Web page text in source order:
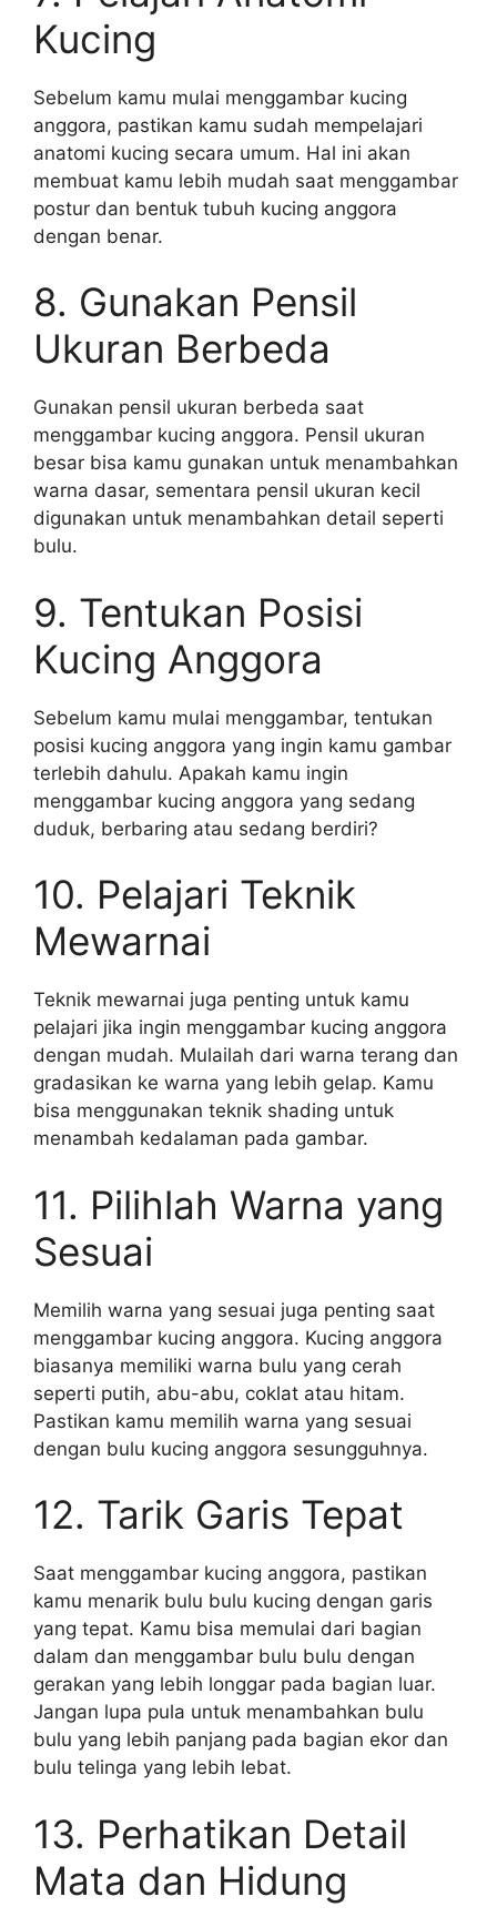
Kucing
Sebelum kamu mulai menggambar kucing
anggora, pastikan kamu sudah mempelajari
anatomi kucing secara umum. Hal ini akan
membuat kamu lebih mudah saat menggambar
postur dan bentuk tubuh kucing anggora
dengan benar.
8. Gunakan Pensil
Ukuran Berbeda
Gunakan pensil ukuran berbeda saat
menggambar kucing anggora. Pensil ukuran
besar bisa kamu gunakan untuk menambahkan
warna dasar, sementara pensil ukuran kecil
digunakan untuk menambahkan detail seperti
bulu.
9. Tentukan Posisi
Kucing Anggora
Sebelum kamu mulai menggambar, tentukan
posisi kucing anggora yang ingin kamu gambar
terlebih dahulu. Apakah kamu ingin
menggambar kucing anggora yang sedang
duduk, berbaring atau sedang berdiri?
10. Pelajari Teknik
Mewarnai
Teknik mewarnai juga penting untuk kamu
pelajari jika ingin menggambar kucing anggora
dengan mudah. Mulailah dari warna terang dan
gradasikan ke warna yang lebih gelap. Kamu
bisa menggunakan teknik shading untuk
menambah kedalaman pada gambar.
11. Pilihlah Warna yang
Sesuai
Memilih warna yang sesuai juga penting saat
menggambar kucing anggora. Kucing anggora
biasanya memiliki warna bulu yang cerah
seperti putih, abu-abu, coklat atau hitam.
Pastikan kamu memilih warna yang sesuai
dengan bulu kucing anggora sesungguhnya.
12. Tarik Garis Tepat
Saat menggambar kucing anggora, pastikan
kamu menarik bulu bulu kucing dengan garis
yang tepat. Kamu bisa memulai dari bagian
dalam dan menggambar bulu bulu dengan
gerakan yang lebih longgar pada bagian luar.
Jangan lupa pula untuk menambahkan bulu
bulu yang lebih panjang pada bagian ekor dan
bulu telinga yang lebih lebat.
13. Perhatikan Detail
Mata dan Hidung